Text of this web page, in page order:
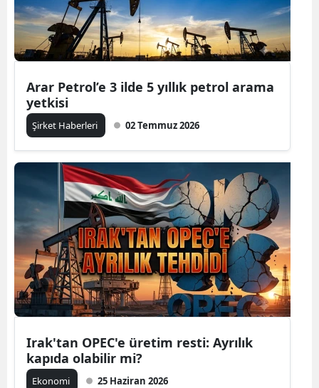
Arar Petrol’e 3 ilde 5 yıllık petrol arama
yetkisi
Şirket Haberleri 02 Temmuz 2026
Irak'tan OPEC'e üretim resti: Ayrılık
kapıda olabilir mi?
Ekonomi 25 Haziran 2026